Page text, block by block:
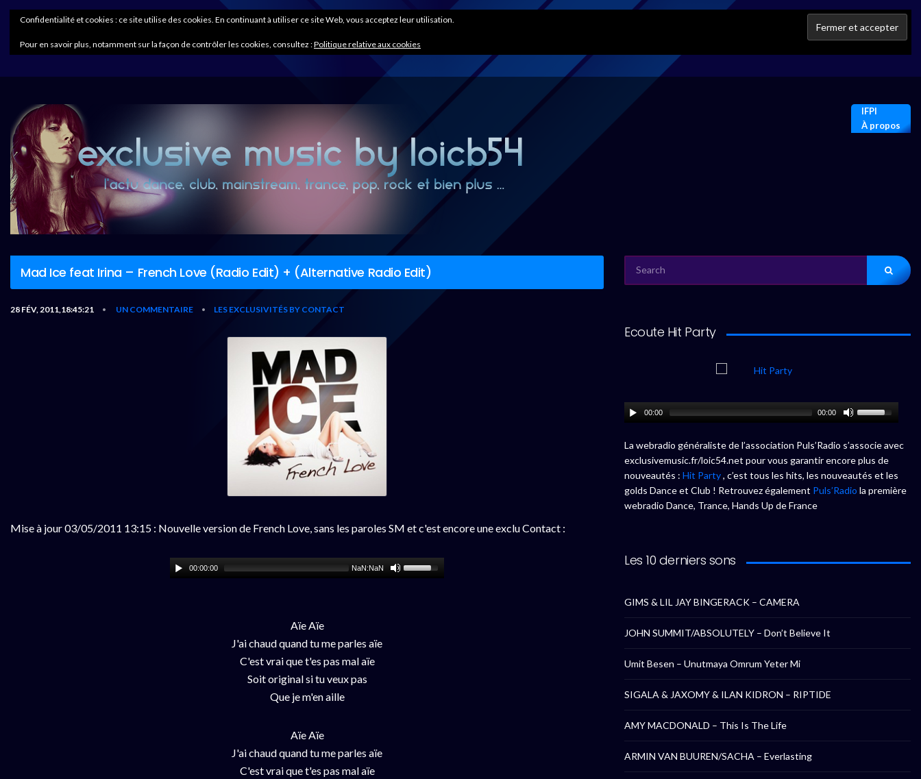
IFPI
À propos
Mad Ice feat Irina – French Love (Radio Edit) + (Alternative Radio Edit)
28 FÉV, 2011,18:45:21 • UN COMMENTAIRE • LES EXCLUSIVITÉS BY CONTACT
Mise à jour 03/05/2011 13:15 : Nouvelle version de French Love, sans les paroles SM et c'est encore une exclu Contact :
00:00:00 NaN:NaN
Aïe Aïe
J'ai chaud quand tu me parles aïe
C'est vrai que t'es pas mal aïe
Soit original si tu veux pas
Que je m'en aille
Aïe Aïe
J'ai chaud quand tu me parles aïe
C'est vrai que t'es pas mal aïe
FOR:
Ecoute Hit Party
00:00 00:00
La webradio généraliste de l’association Puls’Radio s’associe avec
exclusivemusic.fr/loic54.net pour vous garantir encore plus de
nouveautés : Hit Party, c’est tous les hits, les nouveautés et les
golds Dance et Club ! Retrouvez également Puls’Radio la première
webradio Dance, Trance, Hands Up de France
Les 10 derniers sons
GIMS & LIL JAY BINGERACK – CAMERA
JOHN SUMMIT/ABSOLUTELY – Don’t Believe It
Umit Besen – Unutmaya Omrum Yeter Mi
SIGALA & JAXOMY & ILAN KIDRON – RIPTIDE
AMY MACDONALD – This Is The Life
ARMIN VAN BUUREN/SACHA – Everlasting
Confidentialité et cookies : ce site utilise des cookies. En continuant à utiliser ce site Web, vous acceptez leur utilisation.
Pour en savoir plus, notamment sur la façon de contrôler les cookies, consultez :Politique relative aux cookies